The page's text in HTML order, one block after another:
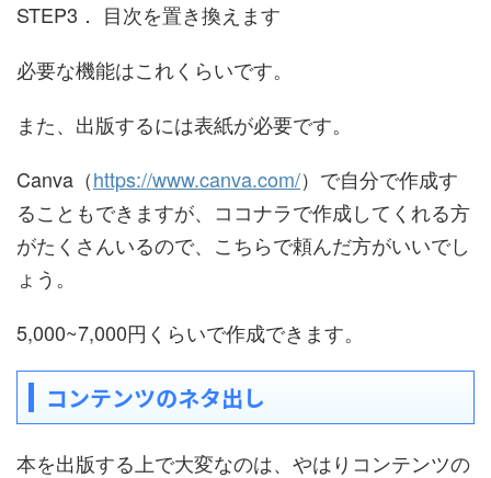
STEP3． 目次を置き換えます
必要な機能はこれくらいです。
また、出版するには表紙が必要です。
Canva（https://www.canva.com/）で自分で作成す
ることもできますが、ココナラで作成してくれる方
がたくさんいるので、こちらで頼んだ方がいいでし
ょう。
5,000~7,000円くらいで作成できます。
コンテンツのネタ出し
本を出版する上で大変なのは、やはりコンテンツの